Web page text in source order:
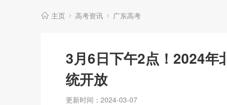
主页 高考资讯 广东高考
3月6日下午2点！2024年
统开放
更新时间：2024-03-07